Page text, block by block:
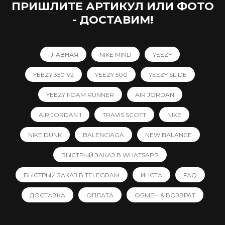
ПРИШЛИТЕ АРТИКУЛ ИЛИ ФОТО
- ДОСТАВИМ!
ГЛАВНАЯ NIKE MIND YEEZY
YEEZY 350 V2 YEEZY 500 YEEZY SLIDE
YEEZY FOAM RUNNER AIR JORDAN
AIR JORDAN 1 TRAVIS SCOTT NIKE
NIKE DUNK BALENCIAGA NEW BALANCE
БЫСТРЫЙ ЗАКАЗ В WHATSAPP
БЫСТРЫЙ ЗАКАЗ В TELEGRAM ИНСТА FAQ
ДОСТАВКА ОПЛАТА ОБМЕН & ВОЗВРАТ